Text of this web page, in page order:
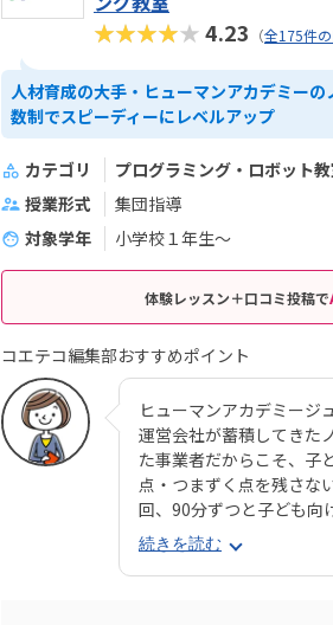
★★★★★4.23 （全175件
人材育成の大手・ヒューマンアカデミー
数制でスピーディーにレベルアップ
カテゴリ プログラミング・ロボット
授業形式
集団指導
対象学年
小学校１年生〜
体験レッスン＋口コミ投稿で
コエテコ編集部おすすめポイント
ヒューマンアカデミージ
運営会社が蓄積してきた
た事業者だからこそ、子
点・つまずく点を残さな
回、90分ずつと子ども向
ムを書き、試行錯誤（ト
るそうです。カリキュラ
ジュアルプログラミング
続きを読む